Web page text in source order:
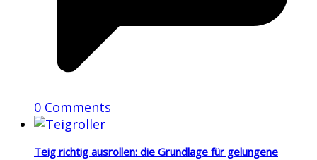
0 Comments
Teig richtig ausrollen: die Grundlage für gelungene